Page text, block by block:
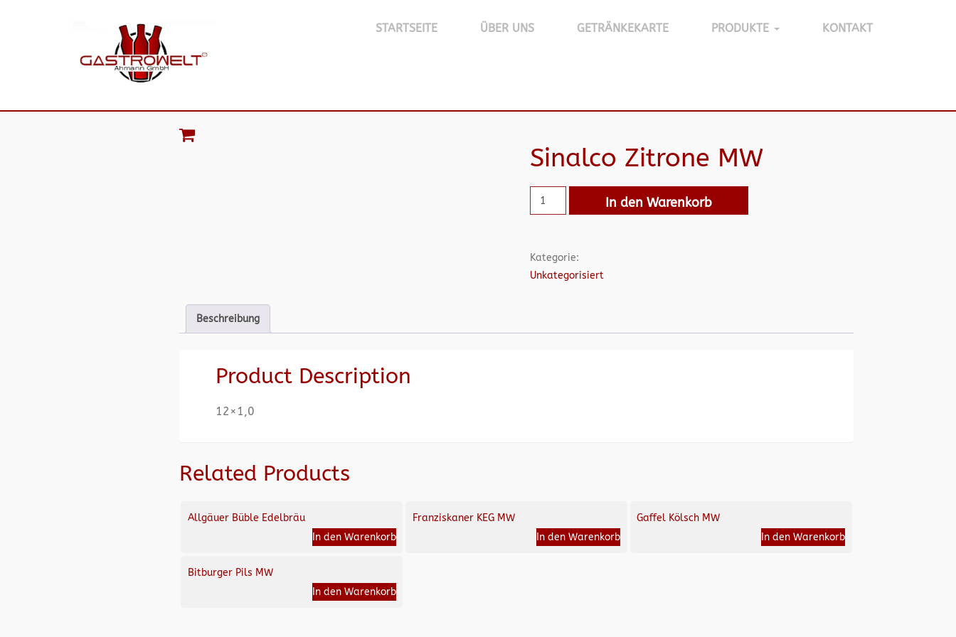
STARTSEITE ÜBER UNS GETRÄNKEKARTE PRODUKTE KONTAKT
Sinalco Zitrone MW
In den Warenkorb
Kategorie:
Unkategorisiert
Beschreibung
Product Description
12×1,0
Related Products
Allgäuer Büble Edelbräu
In den Warenkorb
Franziskaner KEG MW
In den Warenkorb
Gaffel Kölsch MW
In den Warenkorb
Bitburger Pils MW
In den Warenkorb